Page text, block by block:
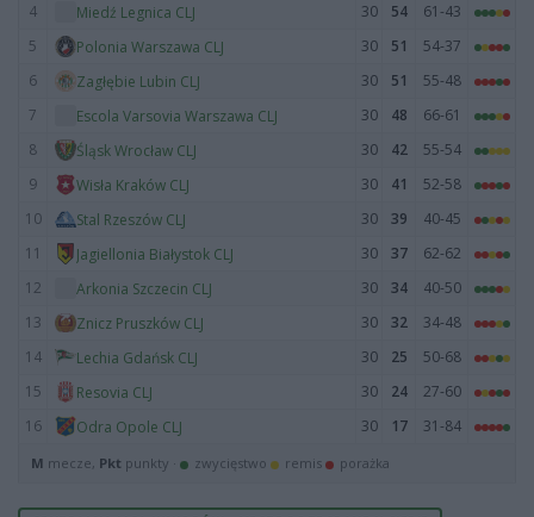
4
Miedź Legnica CLJ 30 54
61-43
5
Polonia Warszawa CLJ 30 51
54-37
6
Zagłębie Lubin CLJ 30 51
55-48
7
Escola Varsovia Warszawa CLJ 30 48
66-61
8
Śląsk Wrocław CLJ 30 42
55-54
9
Wisła Kraków CLJ 30 41
52-58
10
Stal Rzeszów CLJ 30 39
40-45
11
Jagiellonia Białystok CLJ 30 37
62-62
12
Arkonia Szczecin CLJ 30 34
40-50
13
Znicz Pruszków CLJ 30 32
34-48
14
Lechia Gdańsk CLJ 30 25
50-68
15
Resovia CLJ 30 24
27-60
16
Odra Opole CLJ 30 17 31-84
M mecze, Pkt punkty · zwycięstwo remis porażka